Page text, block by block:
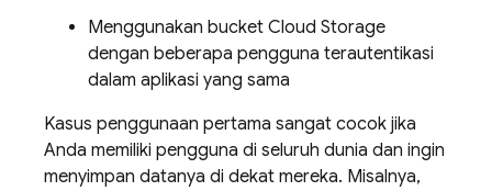
Menggunakan bucket Cloud Storage
dengan beberapa pengguna terautentikasi
dalam aplikasi yang sama
Kasus penggunaan pertama sangat cocok jika
Anda memiliki pengguna di seluruh dunia dan ingin
menyimpan datanya di dekat mereka. Misalnya,